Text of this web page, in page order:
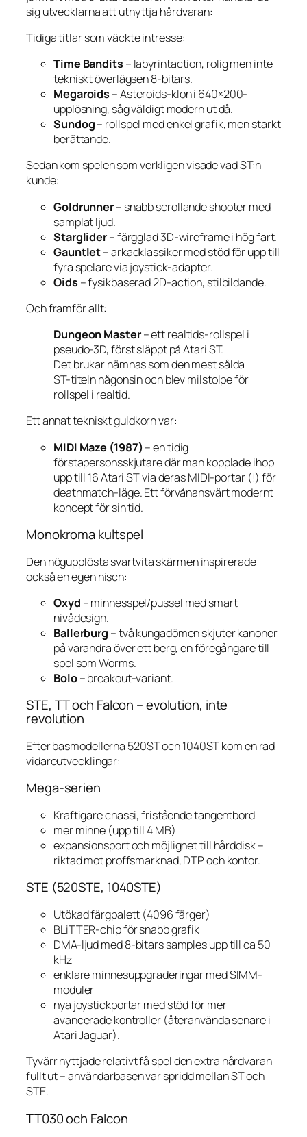
sig utvecklarna att utnyttja hårdvaran:
Tidiga titlar som väckte intresse:
Time Bandits – labyrintaction, rolig men inte
tekniskt överlägsen 8-bitars.
Megaroids – Asteroids-klon i 640×200-
upplösning, såg väldigt modern ut då.
Sundog– rollspel med enkel grafik, men starkt
berättande.
Sedan kom spelen som verkligen visade vad ST:n
kunde:
Goldrunner– snabb scrollande shooter med
samplat ljud.
Starglider– färgglad 3D-wireframe i hög fart.
Gauntlet– arkadklassiker med stöd för upp till
fyra spelare via joystick-adapter.
Oids – fysikbaserad 2D-action, stilbildande.
Och framför allt:
Dungeon Master– ett realtids-rollspel i
pseudo-3D, först släppt på Atari ST.
Det brukar nämnas som den mest sålda
ST-titeln någonsin och blev milstolpe för
rollspel i realtid.
Ett annat tekniskt guldkorn var:
MIDI Maze (1987) – en tidig
förstapersonsskjutare där man kopplade ihop
upp till 16 Atari ST via deras MIDI-portar (!) för
deathmatch-läge. Ett förvånansvärt modernt
koncept för sin tid.
Monokroma kultspel
Den högupplösta svartvita skärmen inspirerade
också en egen nisch:
Oxyd – minnesspel/pussel med smart
nivådesign.
Ballerburg – två kungadömen skjuter kanoner
på varandra över ett berg, en föregångare till
spel somWorms.
Bolo– breakout-variant.
STE, TT och Falcon – evolution, inte
revolution
Efter basmodellerna 520ST och 1040ST kom en rad
vidareutvecklingar:
Mega-serien
Kraftigare chassi, fristående tangentbord
mer minne (upp till 4 MB)
expansionsport och möjlighet till hårddisk –
riktad mot proffsmarknad, DTP och kontor.
STE (520STE, 1040STE)
Utökad färgpalett (4096 färger)
BLiTTER-chip för snabb grafik
DMA-ljud med 8-bitars samples upp till ca 50
kHz
enklare minnesuppgraderingar med SIMM-
moduler
nya joystickportar med stöd för mer
avancerade kontroller (återanvända senare i
Atari Jaguar).
Tyvärr nyttjade relativt få spel den extra hårdvaran
fullt ut – användarbasen var spridd mellan ST och
STE.
TT030 och Falcon